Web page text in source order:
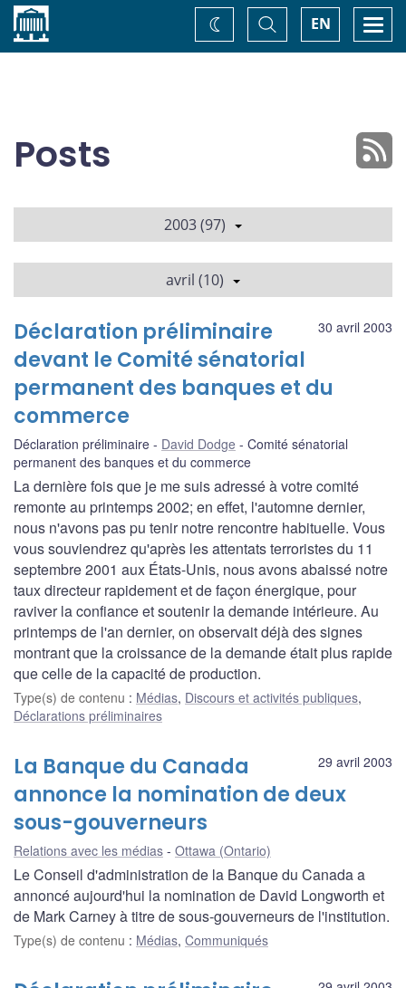
Accueil EN
Basculer
la
recherche
Changez
de
Posts
2003 (97)
avril (10)
30 avril 2003
Déclaration préliminaire
devant le Comité sénatorial
permanent des banques et du
commerce
Déclaration préliminaire David Dodge
Comité sénatorial
permanent des banques et du commerce
La dernière fois que je me suis adressé à votre comité
remonte au printemps 2002; en effet, l'automne dernier,
nous n'avons pas pu tenir notre rencontre habituelle. Vous
vous souviendrez qu'après les attentats terroristes du 11
septembre 2001 aux États-Unis, nous avons abaissé notre
taux directeur rapidement et de façon énergique, pour
raviver la confiance et soutenir la demande intérieure. Au
printemps de l'an dernier, on observait déjà des signes
montrant que la croissance de la demande était plus rapide
que celle de la capacité de production.
Type(s) de contenu : Médias, Discours et activités publiques,
Déclarations préliminaires
29 avril 2003
La Banque du Canada
annonce la nomination de deux
sous-gouverneurs
Relations avec les médias Ottawa (Ontario)
Le Conseil d'administration de la Banque du Canada a
annoncé aujourd'hui la nomination de David Longworth et
de Mark Carney à titre de sous-gouverneurs de l'institution.
Type(s) de contenu : Médias, Communiqués